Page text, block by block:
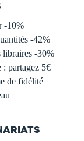
-10%
-42%
libraires -30%
: partagez 5€
de fidélité